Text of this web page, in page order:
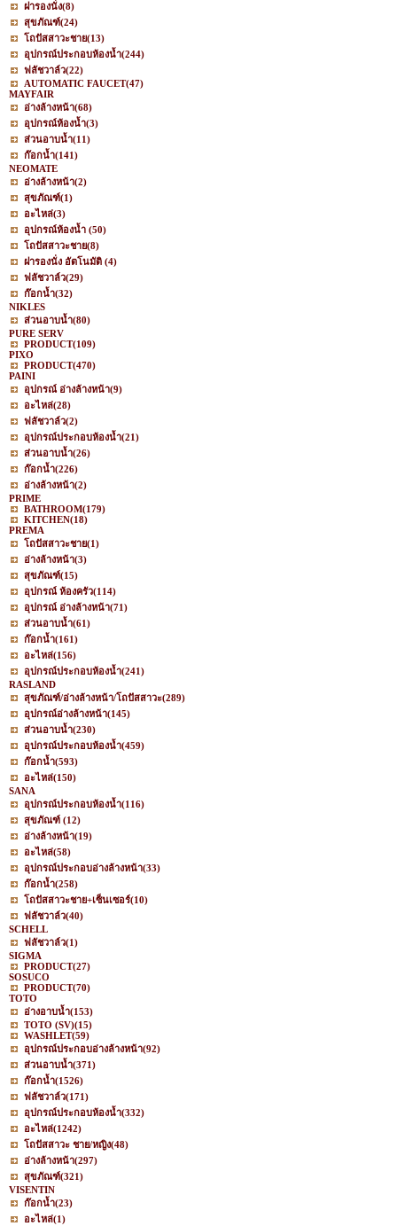
ฝารองนั่ง(8)
สุขภัณฑ์(24)
โถปัสสาวะชาย(13)
อุปกรณ์ประกอบห้องน้ำ(244)
ฟลัชวาล์ว(22)
AUTOMATIC FAUCET(47)
MAYFAIR
อ่างล้างหน้า(68)
อุปกรณ์ห้องน้ำ(3)
ส่วนอาบน้ำ(11)
ก๊อกน้ำ(141)
NEOMATE
อ่างล้างหน้า(2)
สุขภัณฑ์(1)
อะไหล่(3)
อุปกรณ์ห้องน้ำ (50)
โถปัสสาวะชาย(8)
ฝารองนั่ง อัตโนมัติ (4)
ฟลัชวาล์ว(29)
ก๊อกน้ำ(32)
NIKLES
ส่วนอาบน้ำ(80)
PURE SERV
PRODUCT(109)
PIXO
PRODUCT(470)
PAINI
อุปกรณ์ อ่างล้างหน้า(9)
อะไหล่(28)
ฟลัชวาล์ว(2)
อุปกรณ์ประกอบห้องน้ำ(21)
ส่วนอาบน้ำ(26)
ก๊อกน้ำ(226)
อ่างล้างหน้า(2)
PRIME
BATHROOM(179)
KITCHEN(18)
PREMA
โถปัสสาวะชาย(1)
อ่างล้างหน้า(3)
สุขภัณฑ์(15)
อุปกรณ์ ห้องครัว(114)
อุปกรณ์ อ่างล้างหน้า(71)
ส่วนอาบน้ำ(61)
ก๊อกน้ำ(161)
อะไหล่(156)
อุปกรณ์ประกอบห้องน้ำ(241)
RASLAND
สุขภัณฑ์/อ่างล้างหน้า/โถปัสสาวะ(289)
อุปกรณ์อ่างล้างหน้า(145)
ส่วนอาบน้ำ(230)
อุปกรณ์ประกอบห้องน้ำ(459)
ก๊อกน้ำ(593)
อะไหล่(150)
SANA
อุปกรณ์ประกอบห้องน้ำ(116)
สุขภัณฑ์ (12)
อ่างล้างหน้า(19)
อะไหล่(58)
อุปกรณ์ประกอบอ่างล้างหน้า(33)
ก๊อกน้ำ(258)
โถปัสสาวะชาย+เซ็นเซอร์(10)
ฟลัชวาล์ว(40)
SCHELL
ฟลัชวาล์ว(1)
SIGMA
PRODUCT(27)
SOSUCO
PRODUCT(70)
TOTO
อ่างอาบน้ำ(153)
TOTO (SV)(15)
WASHLET(59)
อุปกรณ์ประกอบอ่างล้างหน้า(92)
ส่วนอาบน้ำ(371)
ก๊อกน้ำ(1526)
ฟลัชวาล์ว(171)
อุปกรณ์ประกอบห้องน้ำ(332)
อะไหล่(1242)
โถปัสสาวะ ชาย/หญิง(48)
อ่างล้างหน้า(297)
สุขภัณฑ์(321)
VISENTIN
ก๊อกน้ำ(23)
อะไหล่(1)